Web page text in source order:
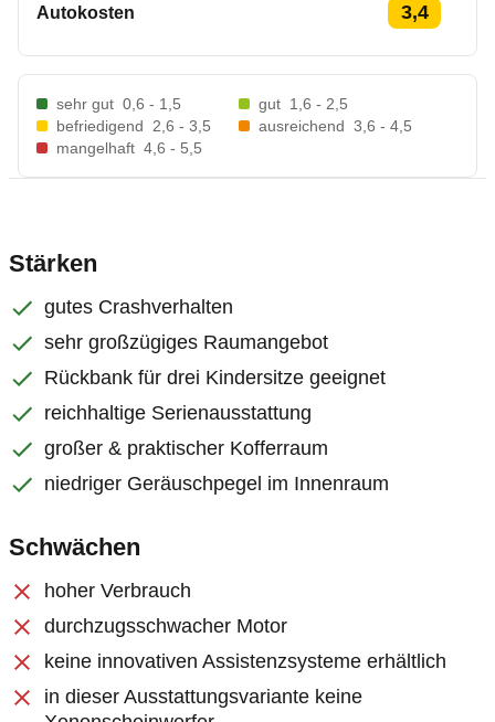
Autokosten 3,4
sehr gut 0,6 - 1,5 gut 1,6 - 2,5
befriedigend
2,6 - 3,5 ausreichend 3,6 - 4,5
mangelhaft 4,6 - 5,5
Stärken
gutes Crashverhalten
sehr großzügiges Raumangebot
Rückbank für drei Kindersitze geeignet
reichhaltige Serienausstattung
großer & praktischer Kofferraum
niedriger Geräuschpegel im Innenraum
Schwächen
hoher Verbrauch
durchzugsschwacher Motor
keine innovativen Assistenzsysteme erhältlich
in dieser Ausstattungsvariante keine